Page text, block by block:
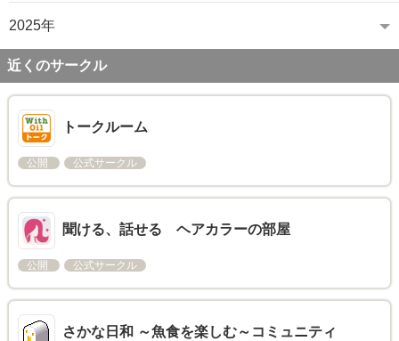
2025年
近くのサークル
トークルーム
公開 公式サークル
聞ける、話せる ヘアカラーの部屋
公開 公式サークル
さかな日和 ～魚食を楽しむ～コミュニティ